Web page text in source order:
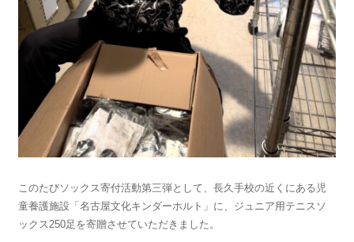
このたびソックス寄付活動第三弾として、長久手校の近くにある児
童養護施設「名古屋文化キンダーホルト」に、ジュニア用テニスソ
ックス250足を寄贈させていただきました。